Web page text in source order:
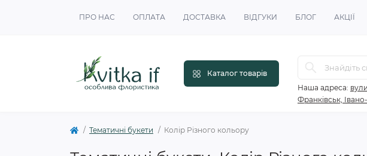
ПРО НАС ОПЛАТА ДОСТАВКА ВІДГУКИ БЛОГ АКЦІЇ
Каталог товарів
Наша адреса:
Франківськ,
Тематичні букети Колір Різного кольору